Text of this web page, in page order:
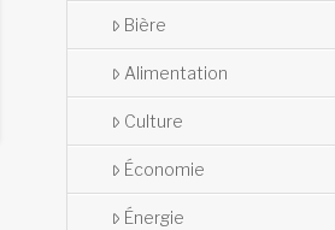
Bière
Alimentation
Culture
Économie
Énergie